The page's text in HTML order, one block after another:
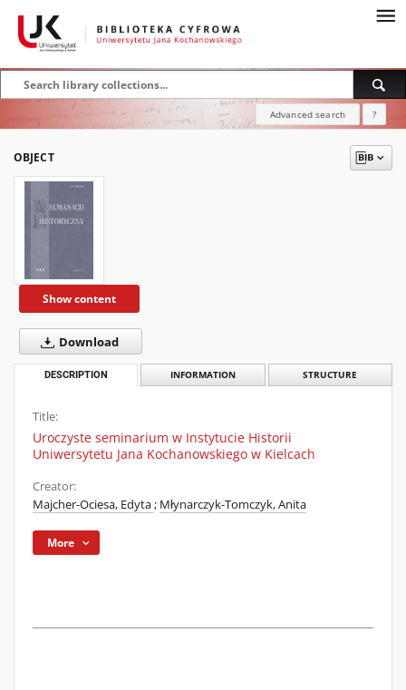
Advanced search ?
OBJECT
Show content
Download
DESCRIPTION INFORMATION STRUCTURE
Title:
Uroczyste seminarium w Instytucie Historii
Uniwersytetu Jana Kochanowskiego w Kielcach
Creator:
Majcher-Ociesa, Edyta; Młynarczyk-Tomczyk, Anita
More